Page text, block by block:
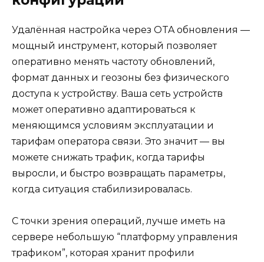
Удалённая настройка через OTA обновления —
мощный инструмент, который позволяет
оперативно менять частоту обновлений,
формат данных и геозоны без физического
доступа к устройству. Ваша сеть устройств
может оперативно адаптироваться к
меняющимся условиям эксплуатации и
тарифам оператора связи. Это значит — вы
можете снижать трафик, когда тарифы
выросли, и быстро возвращать параметры,
когда ситуация стабилизировалась.
С точки зрения операций, лучше иметь на
сервере небольшую “платформу управления
трафиком”, которая хранит профили